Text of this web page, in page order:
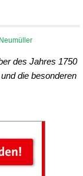
des Jahres 1750
die besonderen